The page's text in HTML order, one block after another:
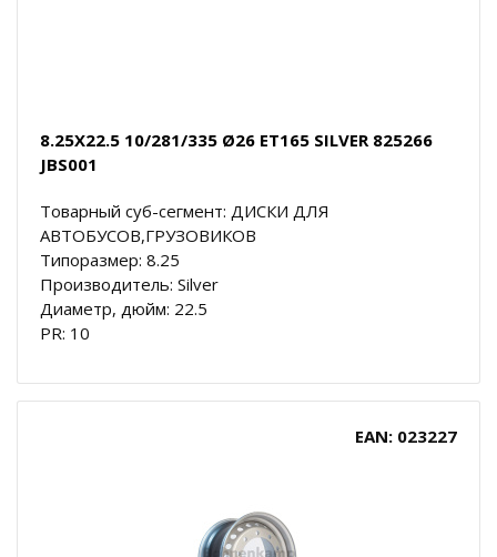
8.25X22.5 10/281/335 Ø26 ET165 SILVER 825266
JBS001
Товарный суб-сегмент: ДИСКИ ДЛЯ
АВТОБУСОВ,ГРУЗОВИКОВ
Типоразмер: 8.25
Производитель: Silver
Диаметр, дюйм: 22.5
PR: 10
EAN: 023227